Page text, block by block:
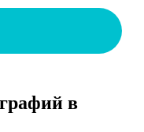
в